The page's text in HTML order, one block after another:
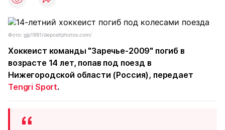
Фото: gjp1991/depositphotos.com/
Хоккеист команды "Заречье-2009" погиб в
возрасте 14 лет, попав под поезд в
Нижегородской области (Россия), передает
Tengri Sport.